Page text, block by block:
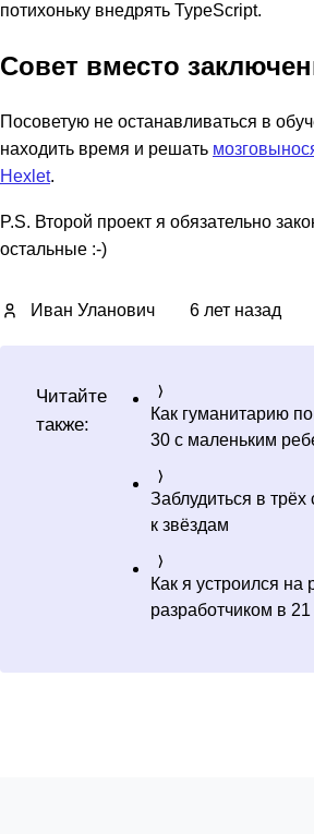
потихоньку внедрять TypeScript.
Совет вместо
Посоветую не останавливаться в
находить время и решать
Hexlet.
P.S. Второй проект я обязательно
остальные :-)
Иван Уланович 6 лет назад
Читайте
также:
Как гуманитарию
30 с маленьким
Заблудиться в
к звёздам
Как я устроился на
разработчиком в 21